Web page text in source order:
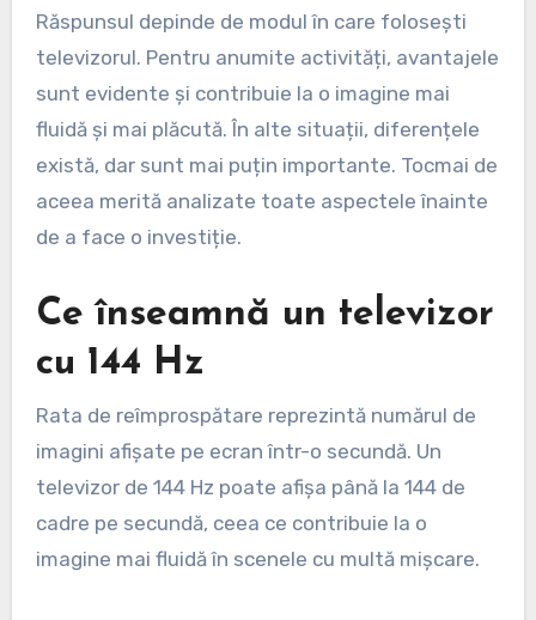
Răspunsul depinde de modul în care folosești
televizorul. Pentru anumite activități, avantajele
sunt evidente și contribuie la o imagine mai
fluidă și mai plăcută. În alte situații, diferențele
există, dar sunt mai puțin importante. Tocmai de
aceea merită analizate toate aspectele înainte
de a face o investiție.
Ce înseamnă un televizor
cu 144 Hz
Rata de reîmprospătare reprezintă numărul de
imagini afișate pe ecran într-o secundă. Un
televizor de 144 Hz poate afișa până la 144 de
cadre pe secundă, ceea ce contribuie la o
imagine mai fluidă în scenele cu multă mișcare.